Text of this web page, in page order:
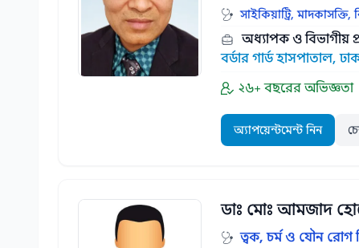
সাইকিয়াট্রি, মাদকাসক্তি,
অধ্যাপক ও বিভাগীয়
বর্ডার গার্ড হাসপাতাল,
২৬+ বছরের অভিজ্ঞতা
অ্যাপয়েন্টমেন্ট নিন
ডাঃ মোঃ আমজাদ
ত্বক, চর্ম ও যৌন রোগ